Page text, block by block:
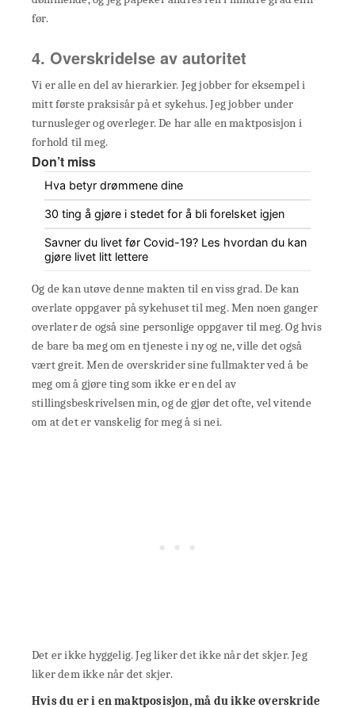
før.
4. Overskridelse av autoritet
Vi er alle en del av hierarkier. Jeg jobber for eksempel i
mitt første praksisår på et sykehus. Jeg jobber under
turnusleger og overleger. De har alle en maktposisjon i
forhold til meg.
Don’t miss
Hva betyr drømmene dine
30 ting å gjøre i stedet for å bli forelsket igjen
Savner du livet før Covid-19? Les hvordan du kan
gjøre livet litt lettere
Og de kan utøve denne makten til en viss grad. De kan
overlate oppgaver på sykehuset til meg. Men noen ganger
overlater de også sine personlige oppgaver til meg. Og hvis
de bare ba meg om en tjeneste i ny og ne, ville det også
vært greit. Men de overskrider sine fullmakter ved å be
meg om å gjøre ting som ikke er en del av
stillingsbeskrivelsen min, og de gjør det ofte, vel vitende
om at det er vanskelig for meg å si nei.
Det er ikke hyggelig. Jeg liker det ikke når det skjer. Jeg
liker dem ikke når det skjer.
Hvis du er i en maktposisjon, må du ikke overskride